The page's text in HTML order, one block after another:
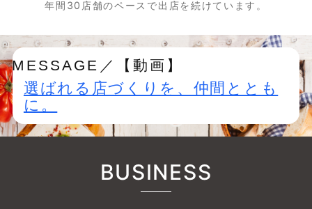
年間30店舗のペースで出店を続けています。
【動画】
選ばれる店づくりを、仲間ととも
に。
BUSINESS